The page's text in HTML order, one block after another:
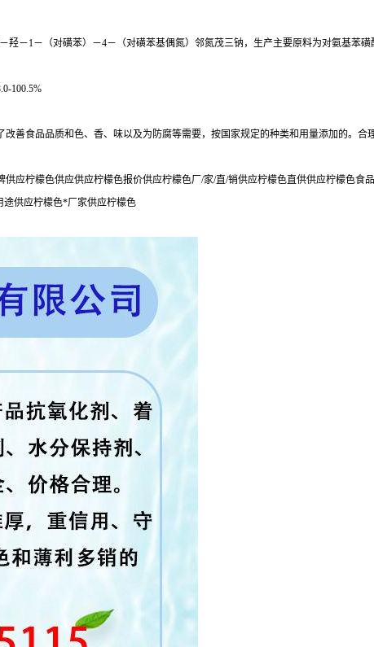
－1－（对磺苯）－4－（对磺苯基偶氮）邻氮茂三钠，生产主要原料为对氨基苯磺
100.5%
善食品品质和色、香、味以及为防腐等需要，按国家规定的种类和用量添加的。合
应柠檬色供应供应柠檬色报价供应柠檬色厂/家/直/销供应柠檬色直供供应柠檬色食
途供应柠檬色*厂家供应柠檬色